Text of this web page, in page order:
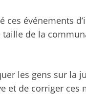
ces événements
taille de la
les gens sur la
et de corriger ces